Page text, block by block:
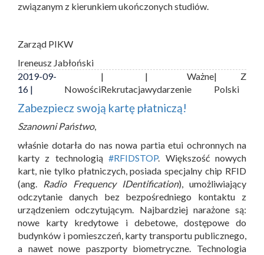
związanym z kierunkiem ukończonych studiów.
Zarząd PIKW
Ireneusz Jabłoński
2019-09-
16 |
Nowości
|
Rekrutacja
| Ważne
wydarzenie
| Z
Polski
Zabezpiecz swoją kartę płatniczą!
Szanowni Państwo,
właśnie dotarła do nas nowa partia etui ochronnych na
karty z technologią#RFIDSTOP. Większość nowych
kart, nie tylko płatniczych, posiada specjalny chip RFID
(ang. Radio Frequency IDentification), umożliwiający
odczytanie danych bez bezpośredniego kontaktu z
urządzeniem odczytującym. Najbardziej narażone są:
nowe karty kredytowe i debetowe, dostępowe do
budynków i pomieszczeń, karty transportu publicznego,
a nawet nowe paszporty biometryczne. Technologia